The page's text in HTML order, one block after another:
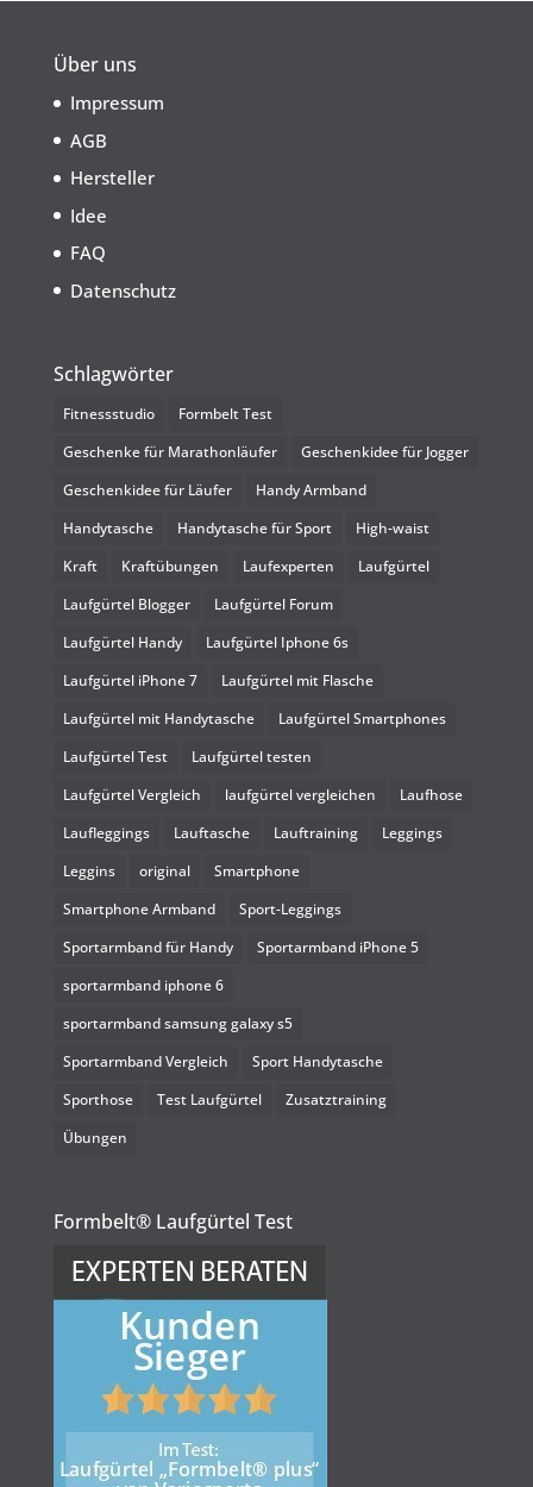
Über uns
Impressum
AGB
Hersteller
Idee
FAQ
Datenschutz
Schlagwörter
Fitnessstudio
Formbelt Test
Geschenke für Marathonläufer
Geschenkidee für Jogger
Geschenkidee für Läufer
Handy Armband
Handytasche
Handytasche für Sport
High-waist
Kraft
Kraftübungen Laufexperten
Laufgürtel
Laufgürtel Blogger
Laufgürtel Forum
Laufgürtel Handy
Laufgürtel Iphone 6s
Laufgürtel iPhone 7
Laufgürtel mit Flasche
Laufgürtel mit Handytasche
Laufgürtel Smartphones
Laufgürtel Test
Laufgürtel testen
Laufgürtel Vergleich
laufgürtel vergleichen
Laufhose
Laufleggings
Lauftasche Lauftraining
Leggings
Leggins
original
Smartphone
Smartphone Armband
Sport-Leggings
Sportarmband für Handy
Sportarmband iPhone 5
sportarmband iphone 6
sportarmband samsung galaxy s5
Sportarmband Vergleich
Sport Handytasche
Sporthose
Test Laufgürtel
Zusatztraining
Übungen
Formbelt® Laufgürtel Test